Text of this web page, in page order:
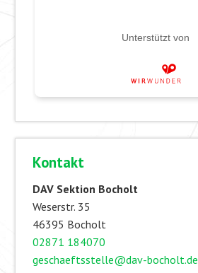
Kontakt
DAV Sektion Bocholt
Weserstr. 35
46395 Bocholt
02871 184070
geschaeftsstelle@dav-bocholt.de